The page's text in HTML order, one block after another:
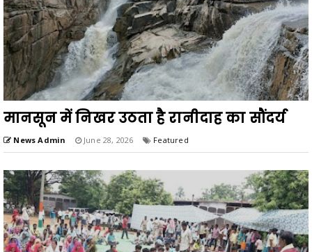
मानसून में निखर उठता है रानीदाह का सौंदर्य
News Admin June 28, 2026 Featured